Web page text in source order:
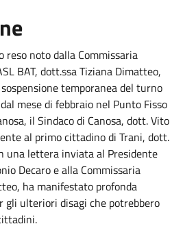
reso noto dalla Commissaria
BAT, dott.ssa Tiziana Dimatteo,
temporanea del turno
mese di febbraio nel Punto Fisso
il Sindaco di Canosa, dott. Vito
al primo cittadino di Trani, dott.
una lettera inviata al Presidente
Decaro e alla Commissaria
ha manifestato profonda
gli ulteriori disagi che potrebbero